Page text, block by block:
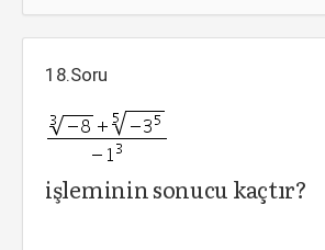
18.Soru
işleminin sonucu kaçtır?